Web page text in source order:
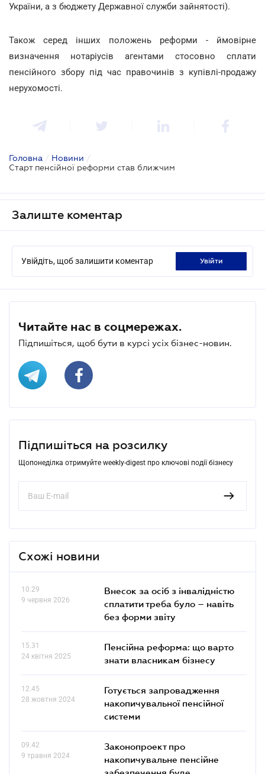
України, а з бюджету Державної служби зайнятості).
Також серед інших положень реформи - ймовірне
визначення нотаріусів агентами стосовно сплати
пенсійного збору під час правочинів з купівлі-продажу
нерухомості.
Головна / Новини /
Старт пенсійної реформи став ближчим
Залиште коментар
Увійдіть, щоб залишити коментар увійти
Читайте нас в соцмережах.
Підпишіться, щоб бути в курсі усіх бізнес-новин.
Підпишіться на розсилку
Щопонеділка отримуйте weekly-digest про ключові події бізнесу
Схожі новини
10.29
9 червня 2026
Внесок за осіб з інвалідністю
сплатити треба було – навіть
без форми звіту
15.31
24 квітня 2025
Пенсійна реформа: що варто
знати власникам бізнесу
12.45
28 жовтня 2024
Готується запровадження
накопичувальної пенсійної
системи
09.42
9 травня 2024
Законопроект про
накопичувальне пенсійне